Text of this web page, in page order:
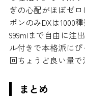
ぎの心配がほぼゼロ
ポンのみDXは1000
999mlまで自由に注
ル付きで本格派に
回ちょうど良い量で
まとめ